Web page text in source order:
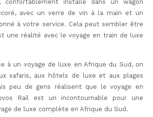
confortablement installé dans un wagon
avec un verre de vin à la main et un
à votre service. Cela peut sembler être
une réalité avec le voyage en train de luxe
à un voyage de luxe en Afrique du Sud, on
safaris, aux hôtels de luxe et aux plages
peu de gens réalisent que le voyage en
Rail est un incontournable pour une
de luxe complète en Afrique du Sud.